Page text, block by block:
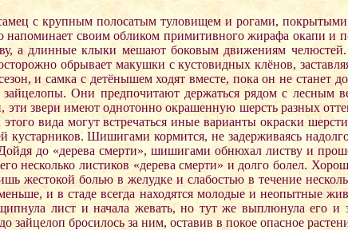
с крупным полосатым туловищем и рогами,
своим обликом примитивного жирафа окапи и
а длинные клыки мешают боковым движениям челюстей.
обрывает макушки с кустовидных клёнов,
и самка с детёнышем ходят вместе, пока он не станет
Они предпочитают держаться рядом с лесным
звери имеют однотонно окрашенную шерсть разных
вида могут встречаться иные варианты окраски
Шишигами кормится, не задерживаясь
Дойдя до «дерева смерти», шишигами обнюхал листву и
несколько листиков «дерева смерти» и долго болел.
жестокой болью в желудке и слабостью в течение
и в стаде всегда находятся молодые и неопытные
лист и начала жевать, но тут же выплюнула его и
зайцелоп бросилось за ним, оставив в покое опасное